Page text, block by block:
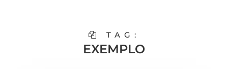
TAG:
EXEMPLO